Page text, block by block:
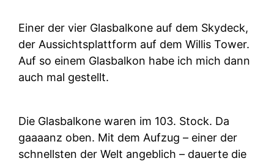
Einer der vier Glasbalkone auf dem Skydeck,
der Aussichtsplattform auf dem Willis Tower.
Auf so einem Glasbalkon habe ich mich dann
auch mal gestellt.
Die Glasbalkone waren im 103. Stock. Da
gaaaanz oben. Mit dem Aufzug – einer der
schnellsten der Welt angeblich – dauerte die